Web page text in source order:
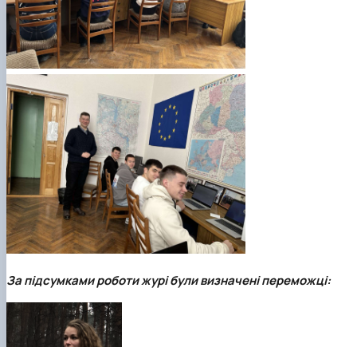
За підсумками роботи журі були визначені переможці: